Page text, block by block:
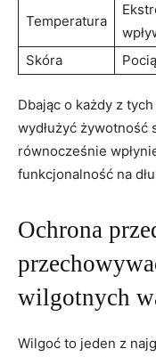
Temperatura
Skóra
Dbając o każdy z
wydłużyć żywotność
równocześnie
funkcjonalność na
Ochrona
wilgotnych
Wilgoć to jeden z